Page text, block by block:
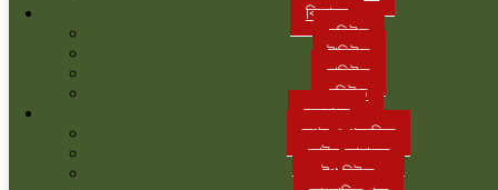
বিনোদন
হলিউড
টালিউড
ঢালিউড
বলিউড
অন্যান্য
তথ্য ও প্রযুক্তি
আইন-আদালত
টপ নিউজ